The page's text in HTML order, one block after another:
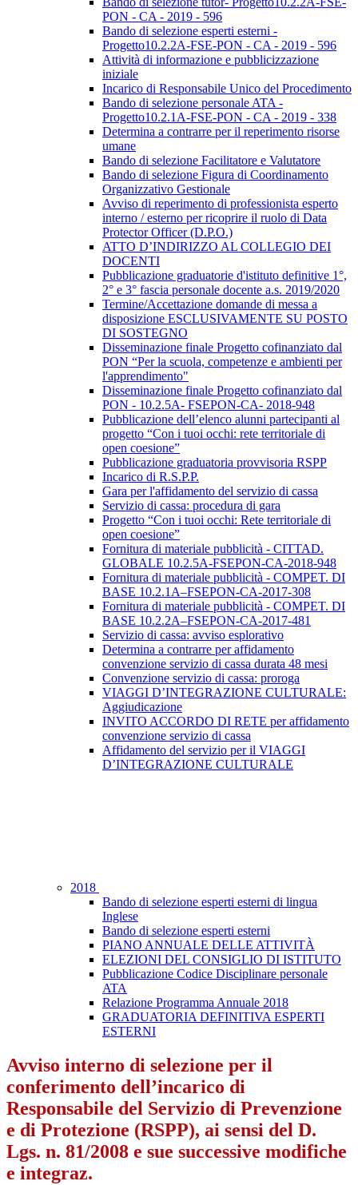
PON - CA - 2019 - 596
Bando di selezione esperti esterni -
Progetto10.2.2A-FSE-PON - CA - 2019 - 596
Attività di informazione e pubblicizzazione
iniziale
Incarico di Responsabile Unico del Procedimento
Bando di selezione personale ATA -
Progetto10.2.1A-FSE-PON - CA - 2019 - 338
Determina a contrarre per il reperimento risorse
umane
Bando di selezione Facilitatore e Valutatore
Bando di selezione Figura di Coordinamento
Organizzativo Gestionale
Avviso di reperimento di professionista esperto
interno / esterno per ricoprire il ruolo di Data
Protector Officer (D.P.O.)
ATTO D’INDIRIZZO AL COLLEGIO DEI
DOCENTI
Pubblicazione graduatorie d'istituto definitive 1°,
2° e 3° fascia personale docente a.s. 2019/2020
Termine/Accettazione domande di messa a
disposizione ESCLUSIVAMENTE SU POSTO
DI SOSTEGNO
Disseminazione finale Progetto cofinanziato dal
PON “Per la scuola, competenze e ambienti per
l'apprendimento"
Disseminazione finale Progetto cofinanziato dal
PON - 10.2.5A- FSEPON-CA- 2018-948
Pubblicazione dell’elenco alunni partecipanti al
progetto “Con i tuoi occhi: rete territoriale di
open coesione”
Pubblicazione graduatoria provvisoria RSPP
Incarico di R.S.P.P.
Gara per l'affidamento del servizio di cassa
Servizio di cassa: procedura di gara
Progetto “Con i tuoi occhi: Rete territoriale di
open coesione”
Fornitura di materiale pubblicità - CITTAD.
GLOBALE 10.2.5A-FSEPON-CA-2018-948
Fornitura di materiale pubblicità - COMPET. DI
BASE 10.2.1A–FSEPON-CA-2017-308
Fornitura di materiale pubblicità - COMPET. DI
BASE 10.2.2A–FSEPON-CA-2017-481
Servizio di cassa: avviso esplorativo
Determina a contrarre per affidamento
convenzione servizio di cassa durata 48 mesi
Convenzione servizio di cassa: proroga
VIAGGI D’INTEGRAZIONE CULTURALE:
Aggiudicazione
INVITO ACCORDO DI RETE per affidamento
convenzione servizio di cassa
Affidamento del servizio per il VIAGGI
D’INTEGRAZIONE CULTURALE
2018
Bando di selezione esperti esterni di lingua
Inglese
Bando di selezione esperti esterni
PIANO ANNUALE DELLE ATTIVITÀ
ELEZIONI DEL CONSIGLIO DI ISTITUTO
Pubblicazione Codice Disciplinare personale
ATA
Relazione Programma Annuale 2018
GRADUATORIA DEFINITIVA ESPERTI
ESTERNI
Avviso interno di selezione per il
conferimento dell’incarico di
Responsabile del Servizio di Prevenzione
e di Protezione (RSPP), ai sensi del D.
Lgs. n. 81/2008 e sue successive modifiche
e integraz.